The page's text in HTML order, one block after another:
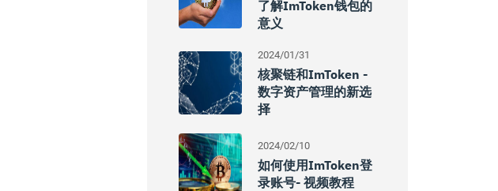
了解imToken钱包的
意义
2024/01/31
核聚链和imToken -
数字资产管理的新选
择
2024/02/10
如何使用imToken登
录账号- 视频教程